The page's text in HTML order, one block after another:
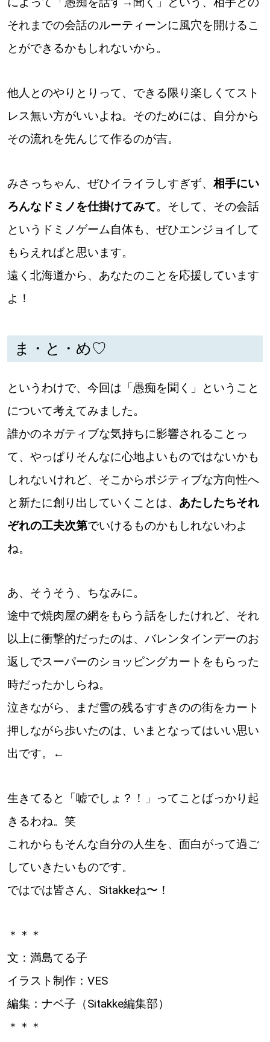
それまでの会話のルーティーンに風穴を開けるこ
とができるかもしれないから。
他人とのやりとりって、できる限り楽しくてスト
レス無い方がいいよね。そのためには、自分から
その流れを先んじて作るのが吉。
みさっちゃん、ぜひイライラしすぎず、 相手にい
ろんなドミノを仕掛けてみて。そして、その会話
というドミノゲーム自体も、ぜひエンジョイして
もらえればと思います。
遠く北海道から、あなたのことを応援しています
よ！
ま・と・め♡
というわけで、今回は「愚痴を聞く」ということ
について考えてみました。
誰かのネガティブな気持ちに影響されることっ
て、やっぱりそんなに心地よいものではないかも
しれないけれど、そこからポジティブな方向性へ
と新たに創り出していくことは、 あたしたちそれ
ぞれの工夫次第でいけるものかもしれないわよ
ね。
あ、そうそう、ちなみに。
途中で焼肉屋の網をもらう話をしたけれど、それ
以上に衝撃的だったのは、バレンタインデーのお
返しでスーパーのショッピングカートをもらった
時だったかしらね。
泣きながら、まだ雪の残るすすきのの街をカート
押しながら歩いたのは、いまとなってはいい思い
出です。←
生きてると「嘘でしょ？！」ってことばっかり起
きるわね。笑
これからもそんな自分の人生を、面白がって過ご
していきたいものです。
ではでは皆さん、Sitakkeね〜！
＊＊＊
文：満島てる子
イラスト制作：VES
編集：ナベ子（Sitakke編集部）
＊＊＊